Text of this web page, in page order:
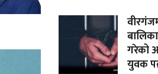
गरेको
युवक